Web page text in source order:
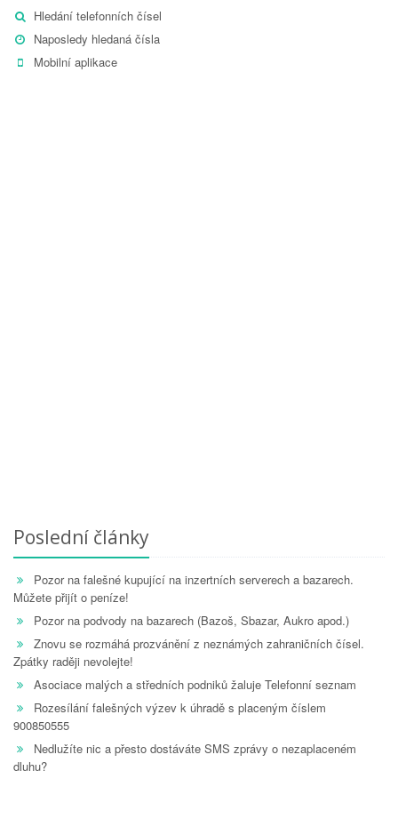
Hledání telefonních čísel
Naposledy hledaná čísla
Mobilní aplikace
Poslední články
Pozor na falešné kupující na inzertních serverech a bazarech.
Můžete přijít o peníze!
Pozor na podvody na bazarech (Bazoš, Sbazar, Aukro apod.)
Znovu se rozmáhá prozvánění z neznámých zahraničních čísel.
Zpátky raději nevolejte!
Asociace malých a středních podniků žaluje Telefonní seznam
Rozesílání falešných výzev k úhradě s placeným číslem
900850555
Nedlužíte nic a přesto dostáváte SMS zprávy o nezaplaceném
dluhu?